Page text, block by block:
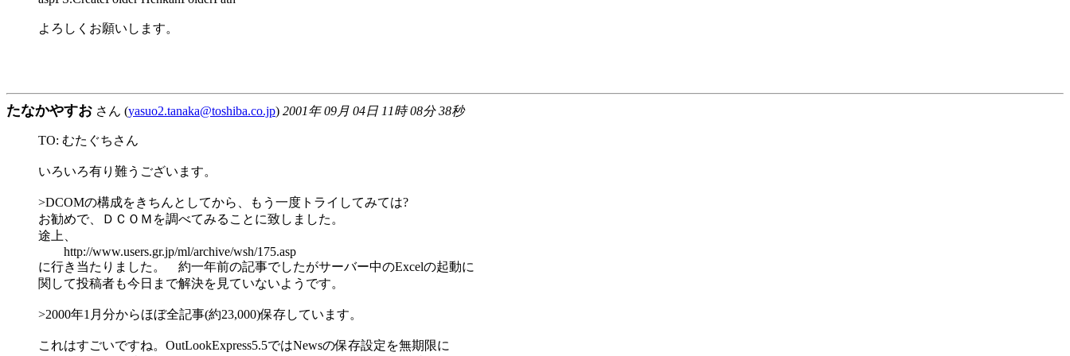
よろしくお願いします。
たなかやすお さん (yasuo2.tanaka@toshiba.co.jp) 2001年 09月 04日 11時 08分 38秒
TO: むたぐちさん
いろいろ有り難うございます。
>DCOMの構成をきちんとしてから、もう一度トライしてみては?
お勧めで、ＤＣＯＭを調べてみることに致しました。
途上、
http://www.users.gr.jp/ml/archive/wsh/175.asp
に行き当たりました。 約一年前の記事でしたがサーバー中のExcelの起動に
関して投稿者も今日まで解決を見ていないようです。
>2000年1月分からほぼ全記事(約23,000)保存しています。
これはすごいですね。OutLookExpress5.5ではNewsの保存設定を無期限に